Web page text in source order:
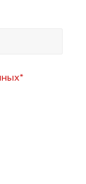
*